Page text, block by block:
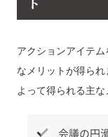
アクションアイテ
なメリットが得ら
よって得られる主な
会議の円